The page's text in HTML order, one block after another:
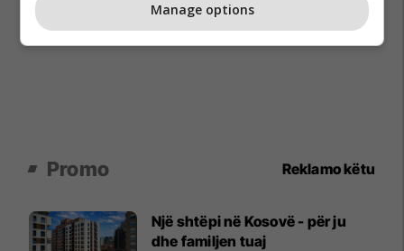
Promo Reklamo këtu
Një shtëpi në Kosovë - për ju
dhe familjen tuaj
Manage options